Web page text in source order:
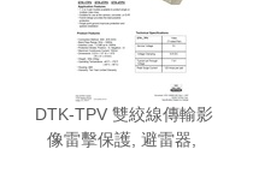
DTK-TPV 雙絞線傳輸影
像雷擊保護, 避雷器,